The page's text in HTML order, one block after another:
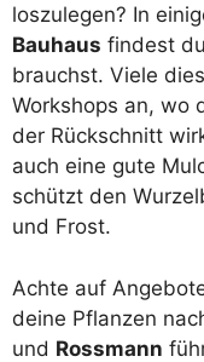
loszulegen? In
Bauhaus findest
brauchst. Viele
Workshops an, wo
der Rückschnitt
auch eine gute
schützt den
und Frost.
Achte auf
deine Pflanzen
und Rossmann